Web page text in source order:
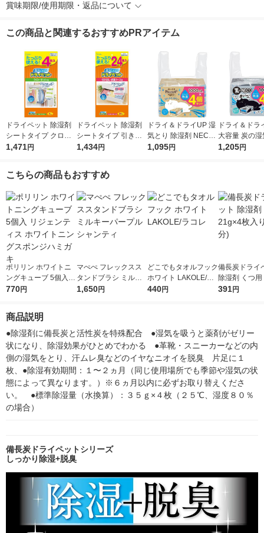
賞味期限/使用期限・返品について
この商品と関連するおすすめPRアイテム
ドライペット 除湿剤
シートタイプ クロー
ゼット用 1袋（4枚
1,471円
ドライペット 除湿剤
シートタイプ 引き出
し・衣装ケース用 1袋
1,434円
ドライ＆ドライUP 湿
気とり 除湿剤 NECO
ねこ 1000ml 1パック
1,095円
ドライ＆ドラ
大容量 炭の
除湿剤 黒の
1,205円
こちらの商品もおすすめ
ポリリン ホワイトニ
ングキューブ 5個入
リジェンティス ホワ
770円
マぺぺ フレックスス
タンドブラシ ミルキ
ーパープル シャンテ
1,650円
どこでもタオルフック
ホワイト LAKOLE/ラ
コレ
440円
備長炭ドライ
除湿剤 くつ
枚入り(2足分)
391円
商品説明
●除湿剤に備長炭と活性炭を特殊配合　●湿気を吸うと薬剤がゼリー
状になり、除湿効果がひとめでわかる　●革靴・スニーカーなどの内
側の湿気をとり、汗ムレ臭などのイヤなニオイを脱臭　片足に１
枚、●除湿有効期間：１〜２ヵ月（同じ使用場所でも季節や湿気の状
態によって異なります。）※６ヵ月以内に必ずお取り替えくださ
い。　●標準除湿量（水換算）：３５ｇ×４枚（２５℃、湿度８０％
の場合）
備長炭ドライペットシリーズ
しっかり除湿+脱臭